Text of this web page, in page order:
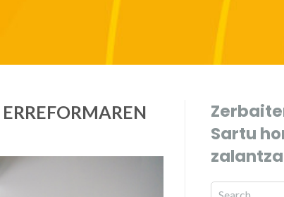
Sartu
zalantza